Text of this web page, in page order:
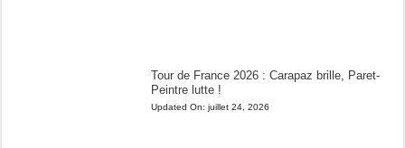
Tour de France 2026 : Carapaz brille, Paret-
Peintre lutte !
Updated On: juillet 24, 2026